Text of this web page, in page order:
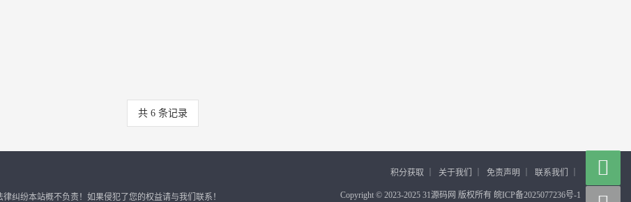
共 6 条记录
纠纷本站概不负责！如果侵犯了您的权益请与我们联系！
积分获取 关于我们 免责声明 联系我们
Copyright © 2023-2025 31源码网 版权所有 皖ICP备2025077236号-1
